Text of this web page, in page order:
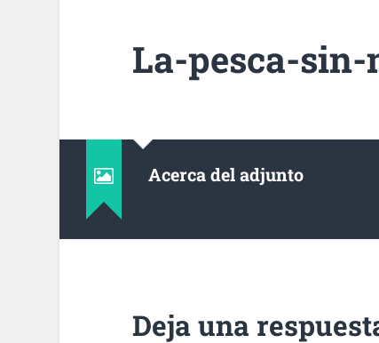
La-pesca-
Acerca del adjunto
Deja una